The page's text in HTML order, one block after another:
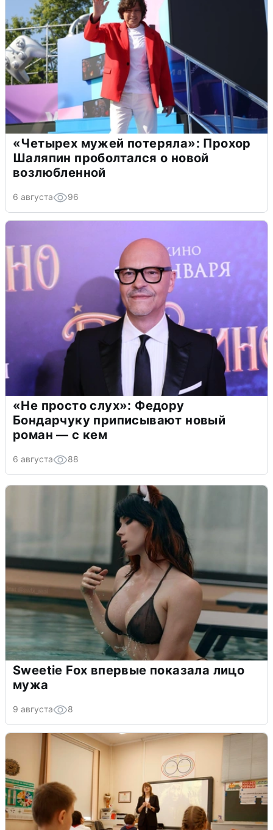
«Четырех мужей потеряла»: Прохор
Шаляпин проболтался о новой
возлюбленной
6 августа 96
«Не просто слух»: Федору
Бондарчуку приписывают новый
роман — с кем
6 августа 88
Sweetie Fox впервые показала лицо
мужа
9 августа 8